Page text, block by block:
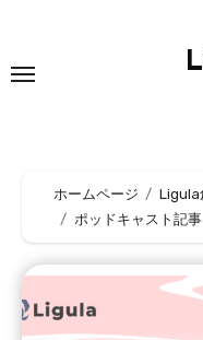
を
ホームページ
Ligula
ポッドキャスト記事